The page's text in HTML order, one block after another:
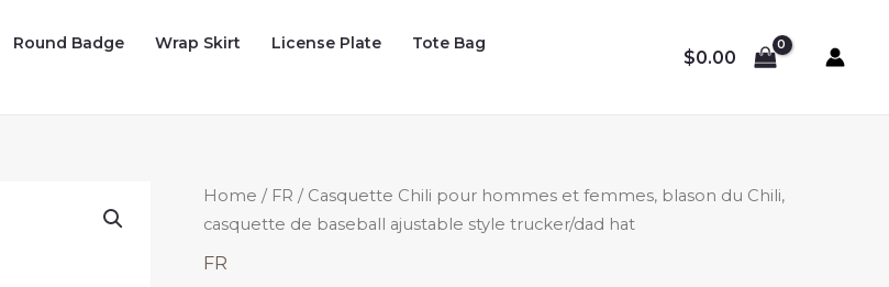
Round Badge Wrap Skirt License Plate
Tote Bag
$0.00
Home / FR / Casquette Chili pour hommes et femmes, blason du Chili,
casquette de baseball ajustable style trucker/dad hat
FR